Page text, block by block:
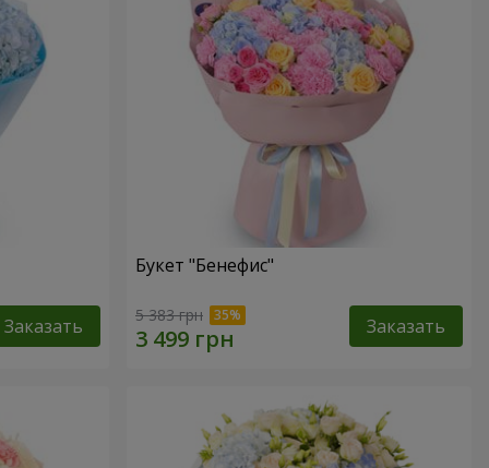
Заказать
Букет "Бенефис"
5 383 грн Заказать